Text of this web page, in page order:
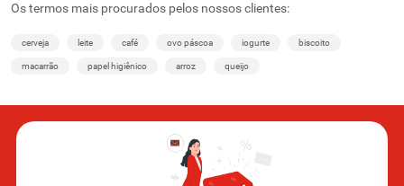
Os termos mais procurados pelos nossos clientes:
cerveja leite café ovo páscoa iogurte biscoito
macarrão papel higiênico arroz queijo